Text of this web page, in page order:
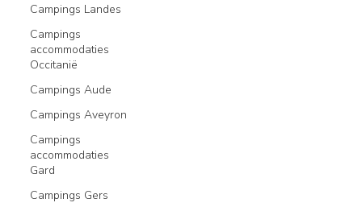
Campings Landes
Campings
accommodaties
Occitanië
Campings Aude
Campings Aveyron
Campings
accommodaties
Gard
Campings Gers